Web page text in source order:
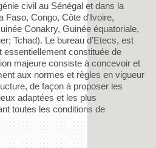
civil au Sénégal et dans la
Faso, Congo, Côte d'Ivoire,
Conakry, Guinée équatoriale,
Tchad). Le bureau d’Etecs, est
essentiellement constituée de
majeure consiste à concevoir et
aux normes et règles en vigueur
de façon à proposer les
adaptées et les plus
toutes les conditions de